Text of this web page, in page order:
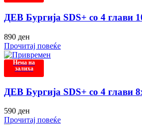
ДЕВ Бургија SDS+ со 4 глави
890 ден
Прочитај повеќе
Нема на
залиха
ДЕВ Бургија SDS+ со 4 глави
590 ден
Прочитај повеќе